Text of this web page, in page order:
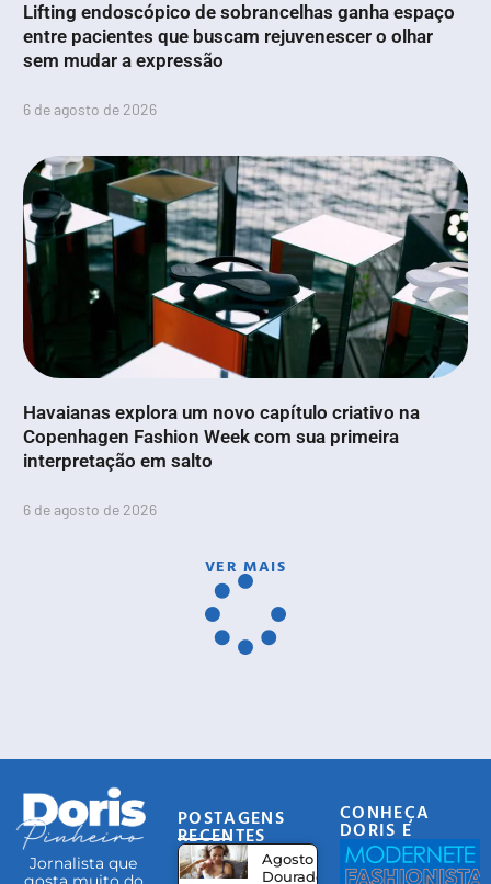
Lifting endoscópico de sobrancelhas ganha espaço
entre pacientes que buscam rejuvenescer o olhar
sem mudar a expressão
6 de agosto de 2026
Havaianas explora um novo capítulo criativo na
Copenhagen Fashion Week com sua primeira
interpretação em salto
6 de agosto de 2026
VER MAIS
Jornalista que
POSTAGENS
RECENTES
Agosto
Dourado:
CONHEÇA
DORIS E
EQUIPE